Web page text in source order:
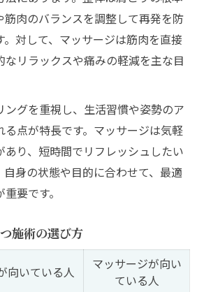
筋肉のバランスを調整して再発を防
。対して、マッサージは筋肉を直接
なリラックスや痛みの軽減を主な目
ングを重視し、生活習慣や姿勢のア
る点が特長です。マッサージは気軽
あり、短時間でリフレッシュしたい
自身の状態や目的に合わせて、最適
要です。
施術の選び方
向いている人
マッサージが向い
ている人